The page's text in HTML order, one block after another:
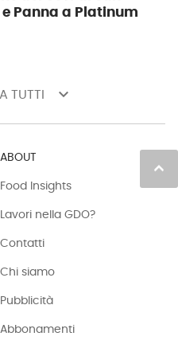
Panna a Platinum
TUTTI keyboard_arrow_down
keyboard_arrow_up
ABOUT
Food Insights
Lavori nella GDO?
Contatti
Chi siamo
Pubblicità
Abbonamenti